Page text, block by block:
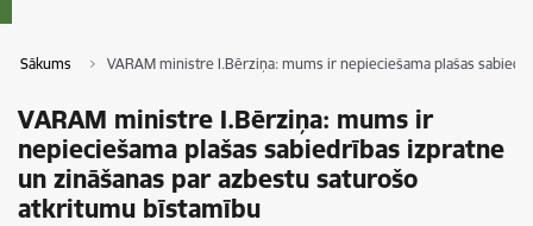
Sākums VARAM ministre I.Bērziņa: mums ir nepieciešama plašas
VARAM ministre I.Bērziņa: mums ir
nepieciešama plašas sabiedrības izpratne
un zināšanas par azbestu saturošo
atkritumu bīstamību